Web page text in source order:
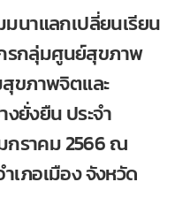
นาแลกเปลี่ยนเรียน
กลุ่มศูนย์สุขภาพ
ขภาพจิตและ
ยั่งยืน ประจำ
กราคม 2566 ณ
เภอเมือง จังหวัด